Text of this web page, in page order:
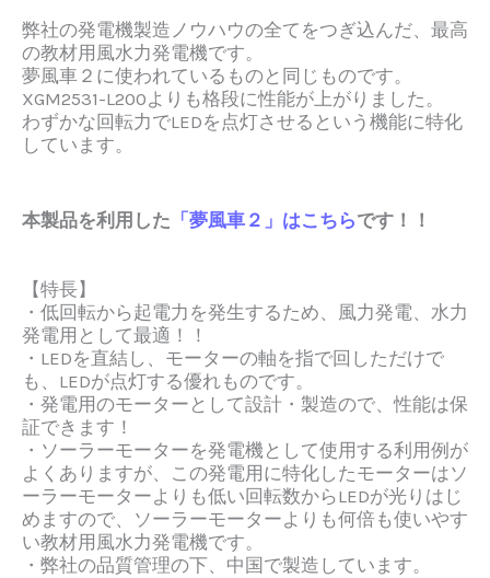
弊社の発電機製造ノウハウの全てをつぎ込んだ、最高
の教材用風水力発電機です。
夢風車２に使われているものと同じものです。
XGM2531-L200よりも格段に性能が上がりました。
わずかな回転力でLEDを点灯させるという機能に特化
しています。
本製品を利用した 「夢風車２」はこちらです！！
【特長】
・低回転から起電力を発生するため、 風力発電、水力
発電用として最適！！
・LEDを直結し、モーターの軸を指で回しただけで
も、LEDが点灯する優れものです。
・ 発電用のモーターとして設計・製造ので、性能は保
証できます！
・ソーラーモーターを発電機として使用する利用例が
よくありますが、この発電用に特化したモーターはソ
ーラーモーターよりも低い回転数からLEDが光りはじ
めますので、 ソーラーモーターよりも何倍も使いやす
い教材用風水力発電機です。
・弊社の品質管理の下、中国で製造しています。